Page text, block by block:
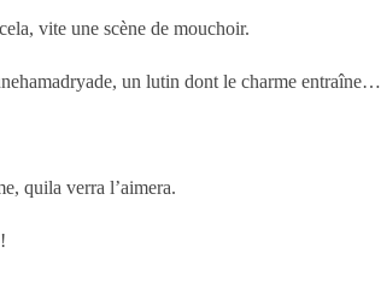
vite une scène de mouchoir.
un lutin dont le charme entraîne…
quila verra l’aimera.